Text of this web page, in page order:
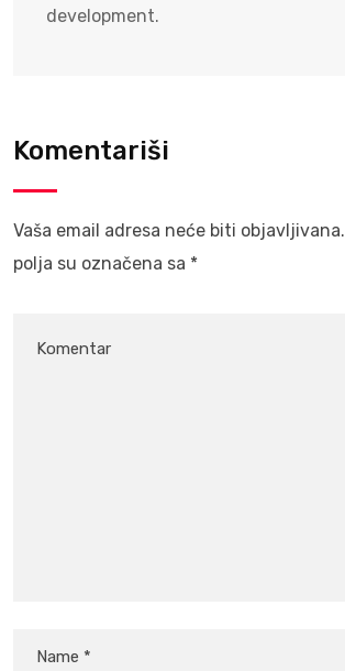
development.
Komentariši
Vaša email adresa neće biti objavljivana.
polja su označena sa *